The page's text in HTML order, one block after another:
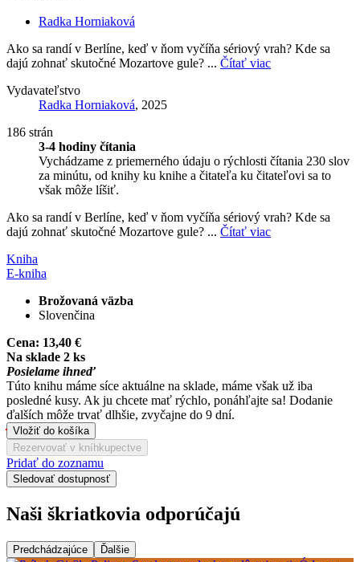
Radka Horniaková
Ako sa randí v Berlíne, keď v ňom vyčíňa sériový vrah? Kde sa
dajú zohnať skutočné Mozartove gule? ... Čítať viac
Vydavateľstvo
Radka Horniaková, 2025
186 strán
3-4 hodiny čítania
Vychádzame z priemerného údaju o rýchlosti čítania 230 slov
za minútu, od knihy ku knihe a čitateľa ku čitateľovi sa to
však môže líšiť.
Ako sa randí v Berlíne, keď v ňom vyčíňa sériový vrah? Kde sa
dajú zohnať skutočné Mozartove gule? ... Čítať viac
Kniha
E-kniha
Brožovaná väzba
Slovenčina
Cena: 13,40 €
Na sklade 2 ks
Posielame ihneď
Túto knihu máme síce aktuálne na sklade, máme však už iba
posledné kusy. Ak ju chcete mať rýchlo, ponáhľajte sa! Dodanie
ďalších môže trvať dlhšie, zvyčajne do 9 dní.
Vložiť do košíka
Rezervovať v kníhkupectve
Pridať do zoznamu
Sledovať dostupnosť
Naši škriatkovia odporúčajú
Predchádzajúce Ďalšie